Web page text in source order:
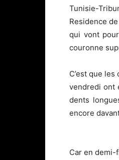
Tunisie-
Residence
qui vont
couronne
C’est que
vendredi ont
dents
encore
Car en demi-